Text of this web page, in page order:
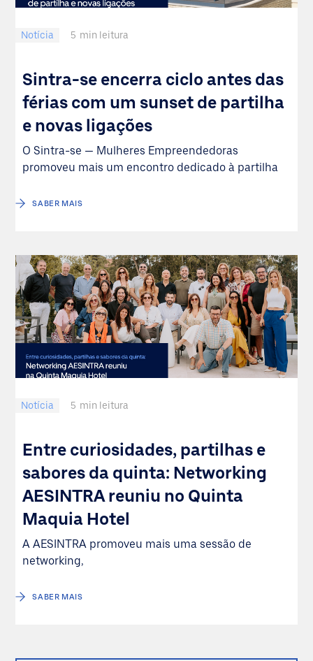
Notícia 5 min leitura
Sintra-se encerra ciclo antes das
férias com um sunset de partilha
e novas ligações
O Sintra-se — Mulheres Empreendedoras
promoveu mais um encontro dedicado à partilha
SABER MAIS
Notícia 5 min leitura
Entre curiosidades, partilhas e
sabores da quinta: Networking
AESINTRA reuniu no Quinta
Maquia Hotel
A AESINTRA promoveu mais uma sessão de
networking,
SABER MAIS